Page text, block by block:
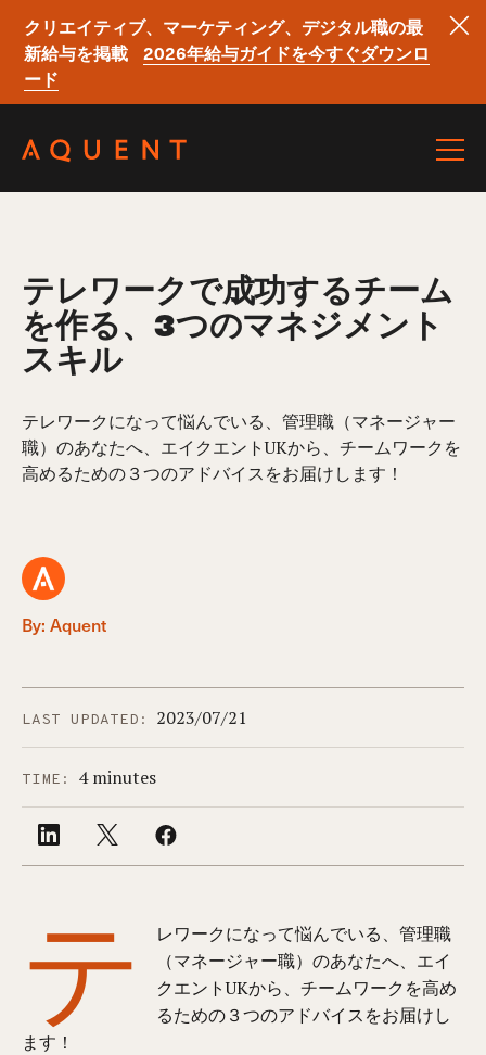
クリエイティブ、マーケティング、デジタル職の最
新給与を掲載
2026年給与ガイドを今すぐダウンロ
ード
テレワークで成功するチーム
を作る、3つのマネジメント
スキル
By: Aquent
テレワークになって悩んでいる、管理職（マネージャー
職）のあなたへ、エイクエントUKから、チームワークを
高めるための３つのアドバイスをお届けします！
LAST UPDATED: 2023/07/21
TIME: 4 minutes
テ
レワークになって悩んでいる、管理職
（マネージャー職）のあなたへ、エイ
クエントUKから、チームワークを高め
るための３つのアドバイスをお届けし
ます！